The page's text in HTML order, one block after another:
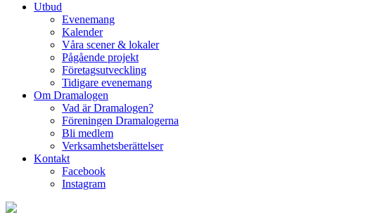
Utbud
Evenemang
Kalender
Våra scener & lokaler
Pågående projekt
Företagsutveckling
Tidigare evenemang
Om Dramalogen
Vad är Dramalogen?
Föreningen Dramalogerna
Bli medlem
Verksamhetsberättelser
Kontakt
Facebook
Instagram